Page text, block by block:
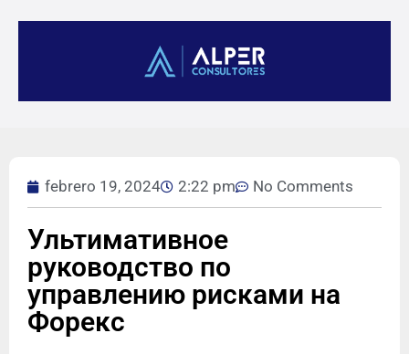
febrero 19, 2024 2:22 pm No Comments
Ультимативное
руководство по
управлению рисками на
Форекс